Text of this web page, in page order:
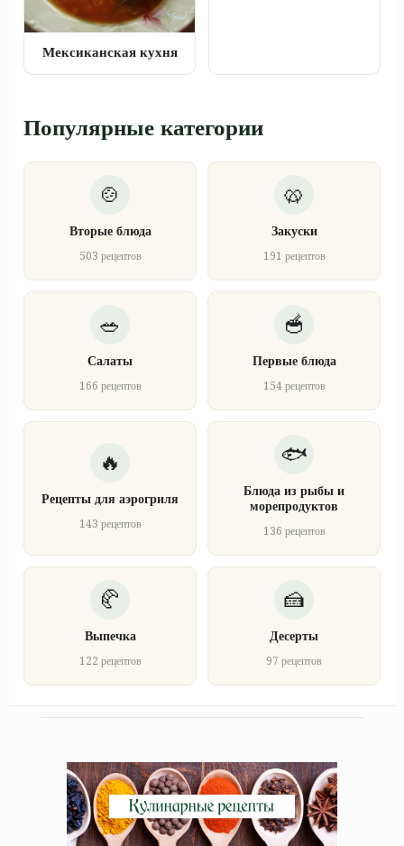
Мексиканская кухня
Популярные категории
Вторые блюда
503 рецептов
Закуски
191 рецептов
Салаты
166 рецептов
Первые блюда
154 рецептов
Рецепты для аэрогриля
143 рецептов
Блюда из рыбы и
морепродуктов
136 рецептов
Выпечка
122 рецептов
Десерты
97 рецептов